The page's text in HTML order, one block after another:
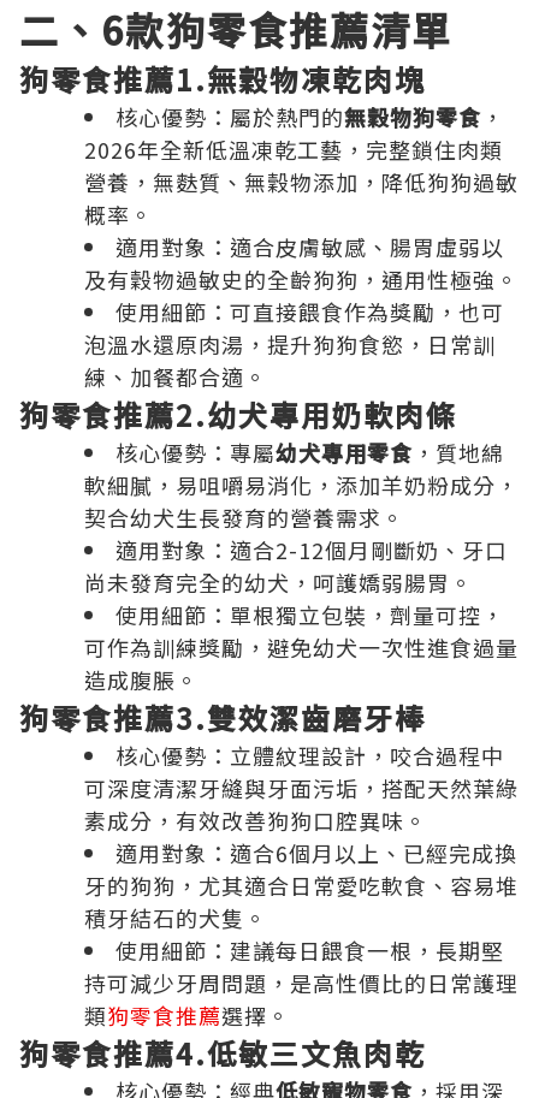
二、6款狗零食推薦清單
狗零食推薦1.無穀物凍乾肉塊
核心優勢：屬於熱門的無穀物狗零食 ，
2026年全新低溫凍乾工藝，完整鎖住肉類
營養，無麩質、無穀物添加，降低狗狗過敏
概率。
適用對象：適合皮膚敏感、腸胃虛弱以
及有穀物過敏史的全齡狗狗，通用性極強。
使用細節：可直接餵食作為獎勵，也可
泡溫水還原肉湯，提升狗狗食慾，日常訓
練、加餐都合適。
狗零食推薦2.幼犬專用奶軟肉條
核心優勢：專屬幼犬專用零食 ，質地綿
軟細膩，易咀嚼易消化，添加羊奶粉成分，
契合幼犬生長發育的營養需求。
適用對象：適合2-12個月剛斷奶、牙口
尚未發育完全的幼犬，呵護嬌弱腸胃。
使用細節：單根獨立包裝，劑量可控，
可作為訓練獎勵，避免幼犬一次性進食過量
造成腹脹。
狗零食推薦3.雙效潔齒磨牙棒
核心優勢：立體紋理設計，咬合過程中
可深度清潔牙縫與牙面污垢，搭配天然葉綠
素成分，有效改善狗狗口腔異味。
適用對象：適合6個月以上、已經完成換
牙的狗狗，尤其適合日常愛吃軟食、容易堆
積牙結石的犬隻。
使用細節：建議每日餵食一根，長期堅
持可減少牙周問題，是高性價比的日常護理
類狗零食推薦選擇。
狗零食推薦4.低敏三文魚肉乾
核心優勢：經典低敏寵物零食 ，採用深